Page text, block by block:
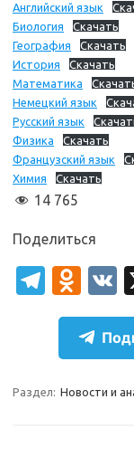
Английский язык
Биология
Скачать
География
Скачать
История
Скачать
Математика
Немецкий язык
Русский язык
Физика
Скачать
Французский язык
Химия
Скачать
14 765
Поделиться
T
el
gr
a
O
d
n
o
kl
K
Раздел: Новости и